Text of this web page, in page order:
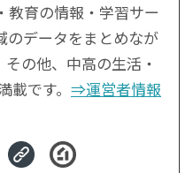
教育の情報・学習サー
のデータをまとめなが
の他、中高の生活・
です。 ⇒運営者情報